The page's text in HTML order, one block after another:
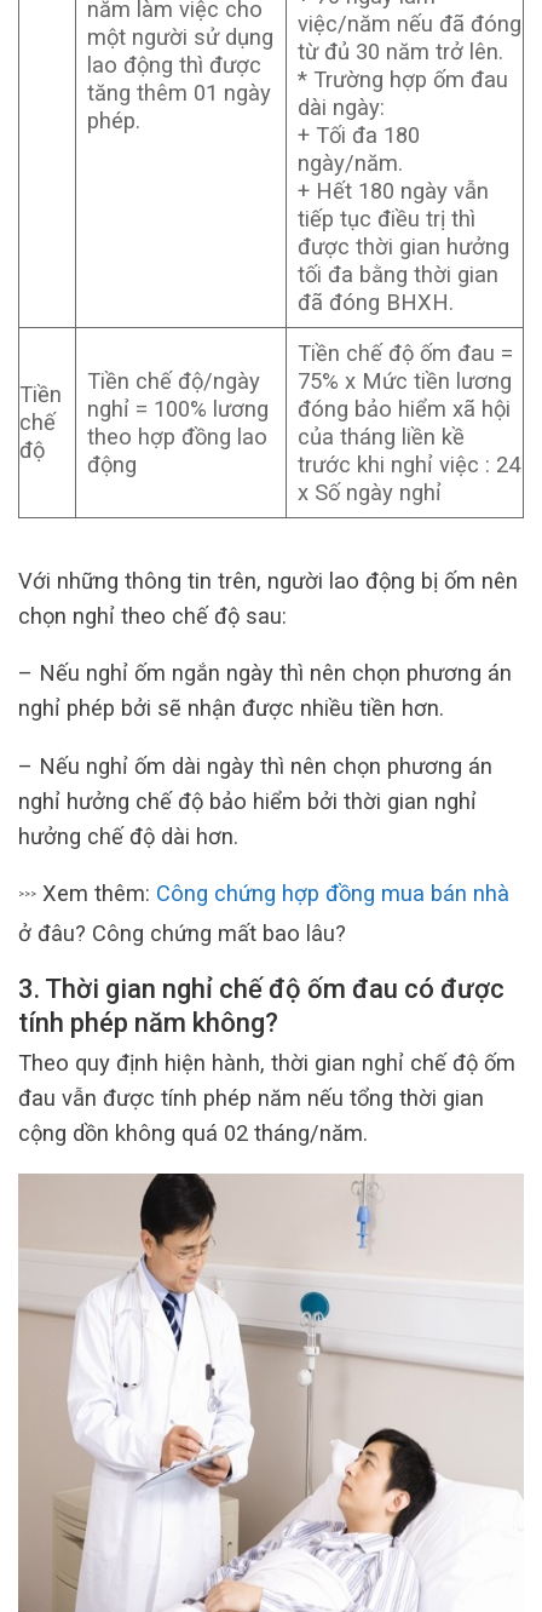
năm làm việc cho
một người sử dụng
lao động thì được
tăng thêm 01 ngày
phép.
việc/năm nếu đã đóng
từ đủ 30 năm trở lên.
* Trường hợp ốm đau
dài ngày:
+ Tối đa 180
ngày/năm.
+ Hết 180 ngày vẫn
tiếp tục điều trị thì
được thời gian hưởng
tối đa bằng thời gian
đã đóng BHXH.
Tiền
chế
độ
Tiền chế độ/ngày
nghỉ = 100% lương
theo hợp đồng lao
động
Tiền chế độ ốm đau =
75% x Mức tiền lương
đóng bảo hiểm xã hội
của tháng liền kề
trước khi nghỉ việc : 24
x Số ngày nghỉ
Với những thông tin trên, người lao động bị ốm nên
chọn nghỉ theo chế độ sau:
– Nếu nghỉ ốm ngắn ngày thì nên chọn phương án
nghỉ phép bởi sẽ nhận được nhiều tiền hơn.
– Nếu nghỉ ốm dài ngày thì nên chọn phương án
nghỉ hưởng chế độ bảo hiểm bởi thời gian nghỉ
hưởng chế độ dài hơn.
>>> Xem thêm: Công chứng hợp đồng mua bán nhà
ở đâu? Công chứng mất bao lâu?
3. Thời gian nghỉ chế độ ốm đau có được
tính phép năm không?
Theo quy định hiện hành, thời gian nghỉ chế độ ốm
đau vẫn được tính phép năm nếu tổng thời gian
cộng dồn không quá 02 tháng/năm.